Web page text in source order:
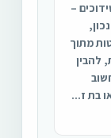
–
מתוך
להבין
בת ז...